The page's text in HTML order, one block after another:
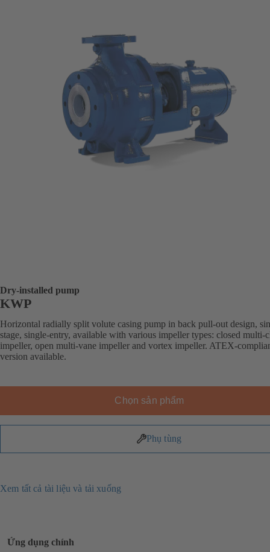
Dry-installed pump
KWP
Horizontal radially split volute casing pump in back pull-out design,
stage, single-entry, available with various impeller types: closed multi-
impeller, open multi-vane impeller and vortex impeller. ATEX-
version available.
Chọn sản phẩm
Phụ tùng
Xem tất cả tài liệu và tải xuống
Ứng dụng chính